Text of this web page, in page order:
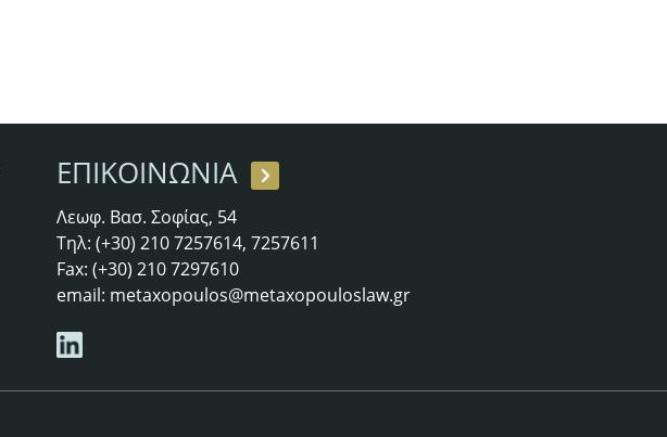
ΕΠΙΚΟΙΝΩΝΙΑ
Λεωφ. Βασ. Σοφίας, 54
Τηλ: (+30) 210 7257614, 7257611
Fax: (+30) 210 7297610
email: metaxopoulos@metaxopouloslaw.gr